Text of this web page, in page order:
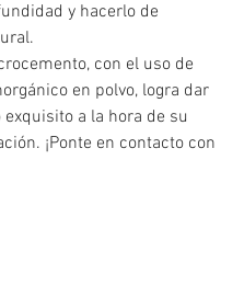
y hacerlo de
con el uso de
en polvo, logra dar
exquisito a la hora de su
¡Ponte en contacto con